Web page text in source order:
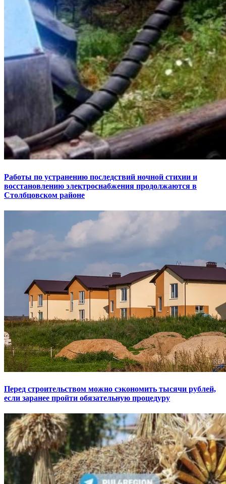
Работы по устранению последствий ночной стихии и
восстановлению электроснабжения продолжаются в
Столбцовском районе
Перед строительством можно сэкономить тысячи рублей,
если заранее пройти обязательную процедуру